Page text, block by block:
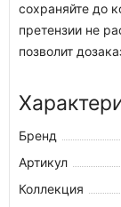
сохраняйте до
претензии не
позволит
Бренд
Артикул
Коллекция